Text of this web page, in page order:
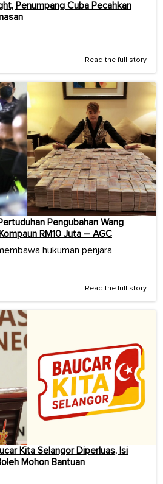
Penumpang Cuba Pecahkan
Read the full story
Pengubahan Wang
RM10 Juta – AGC
hukuman penjara
Read the full story
Kita Selangor Diperluas, Isi
Mohon Bantuan